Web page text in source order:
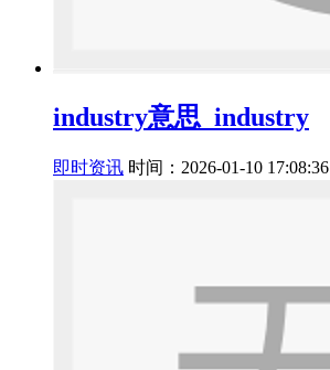
industry意思_industry
即时资讯 时间：2026-01-10 17:08:36